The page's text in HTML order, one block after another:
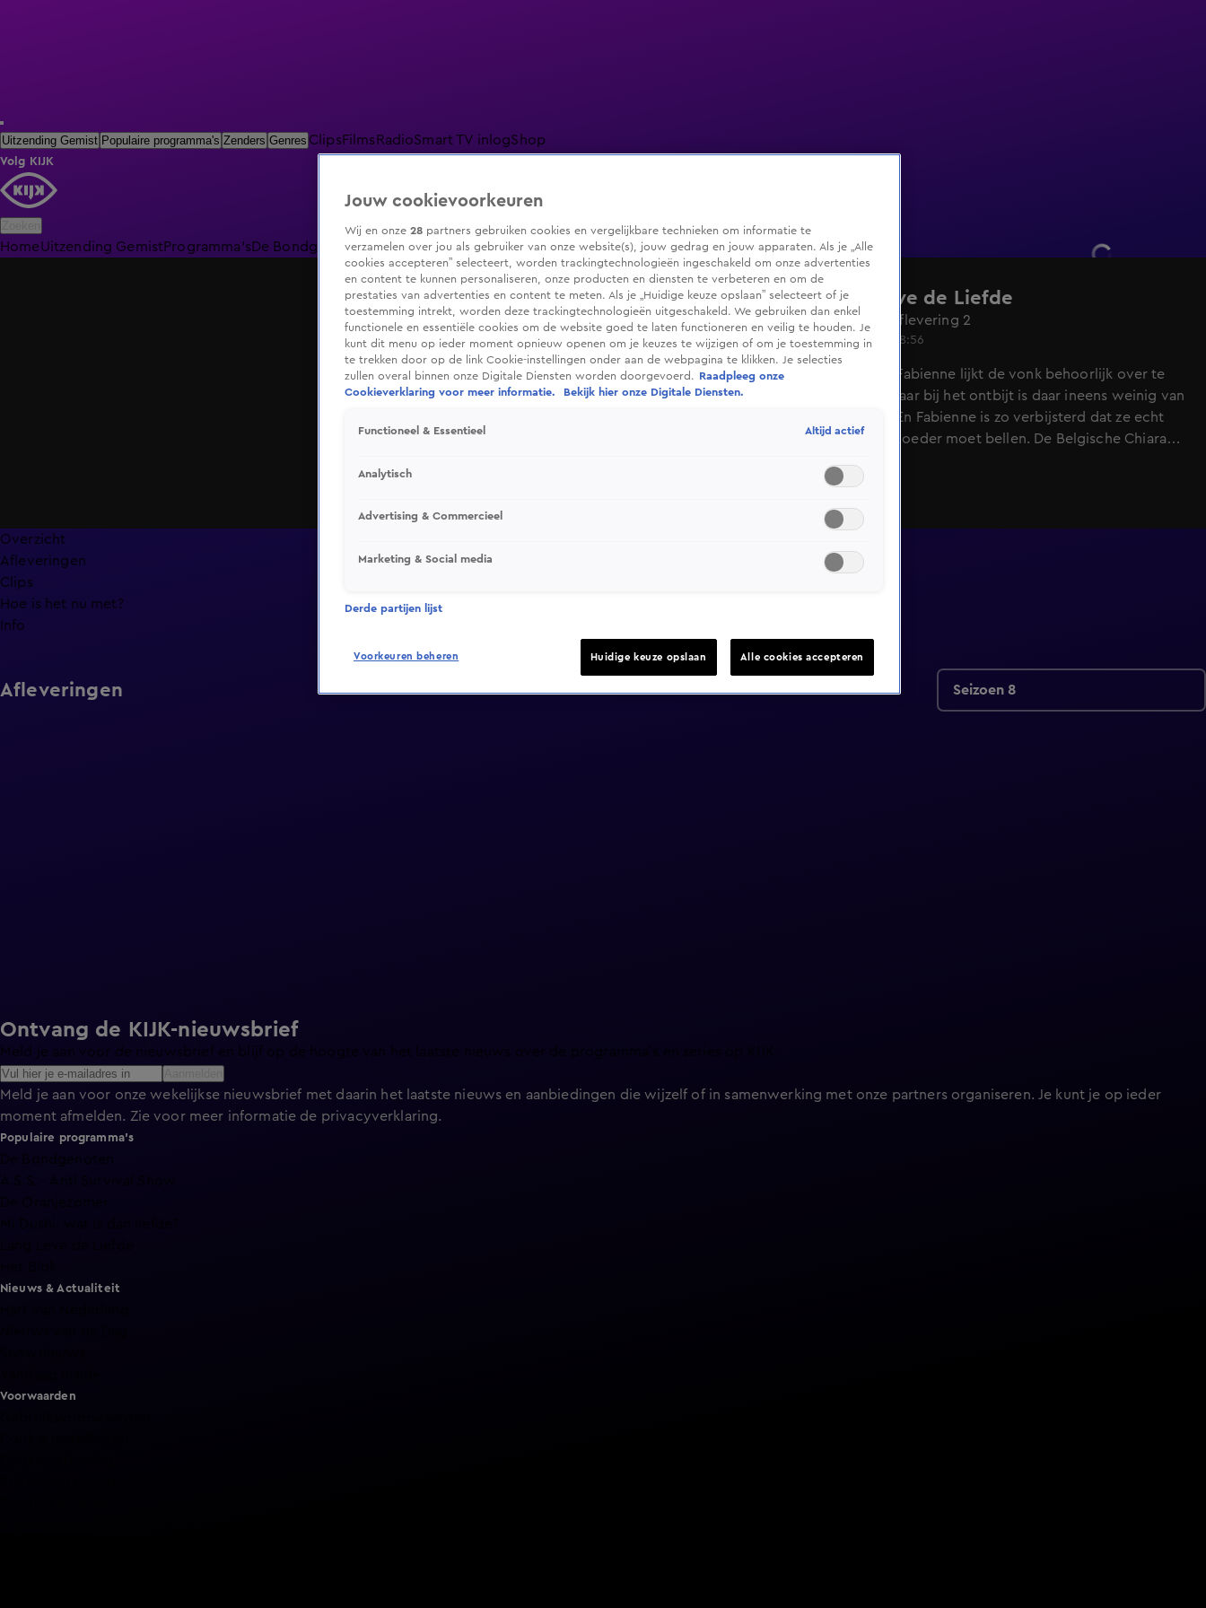
Uitzending Gemist Populaire programma's Zenders Genres ClipsFilmsRadioSmart TV inlogShop
Volg KIJK
HomeUitzending GemistProgramma's De BondgenotenDe OranjezomerLivestreamsShop
Lang Leve de Liefde
Seizoen 8, aflevering 2
2 sep 2025, 18:56
Bij Mike en Fabienne lijkt de vonk behoorlijk over te
springen, maar bij het ontbijt is daar ineens weinig van
te merken. En Fabienne is zo verbijsterd dat ze echt
even haar moeder moet bellen. De Belgische Chiara
Overzicht
Afleveringen
Clips
Hoe is het nu met?
Info
Afleveringen Seizoen 8
Ontvang de KIJK-nieuwsbrief
Meld je aan voor de nieuwsbrief en blijf op de hoogte van het laatste nieuws over de programma’s en series op KIJK.
Meld je aan voor onze wekelijkse nieuwsbrief met daarin het laatste nieuws en aanbiedingen die wijzelf of in samenwerking met onze partners organiseren. Je kunt je op ieder
moment afmelden. Zie voor meer informatie de privacyverklaring.
Populaire programma's
Nieuws & Actualiteit
Voorwaarden
Jouw cookievoorkeuren
Wij en onze 28 partners gebruiken cookies en vergelijkbare technieken om informatie te
verzamelen over jou als gebruiker van onze website(s), jouw gedrag en jouw apparaten. Als je „Alle
cookies accepteren” selecteert, worden trackingtechnologieën ingeschakeld om onze advertenties
en content te kunnen personaliseren, onze producten en diensten te verbeteren en om de
prestaties van advertenties en content te meten. Als je „Huidige keuze opslaan” selecteert of je
toestemming intrekt, worden deze trackingtechnologieën uitgeschakeld. We gebruiken dan enkel
functionele en essentiële cookies om de website goed te laten functioneren en veilig te houden. Je
kunt dit menu op ieder moment opnieuw openen om je keuzes te wijzigen of om je toestemming in
te trekken door op de link Cookie-instellingen onder aan de webpagina te klikken. Je selecties
zullen overal binnen onze Digitale Diensten worden doorgevoerd.
Raadpleeg onze
Cookieverklaring voor meer informatie.
Bekijk hier onze Digitale Diensten.
Functioneel & Essentieel Altijd actief
Analytisch
Advertising & Commercieel
Marketing & Social media
Derde partijen lijst
Voorkeuren beheren Huidige keuze opslaan Alle cookies accepteren